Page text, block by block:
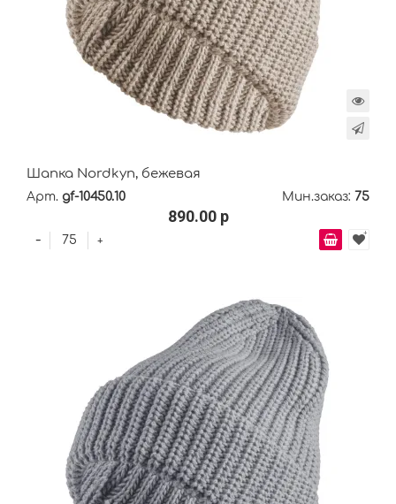
Шапка Nordkyn, бежевая
Арт. gf-10450.10 Мин.заказ: 75
890.00 р
+
-